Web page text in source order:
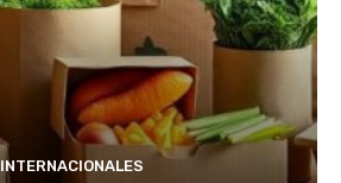
INTERNACIONALES